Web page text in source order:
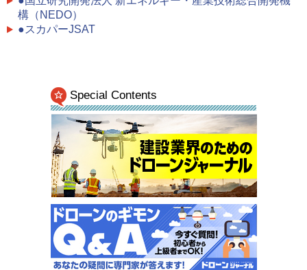
構（NEDO）
●スカパーJSAT
Special Contents